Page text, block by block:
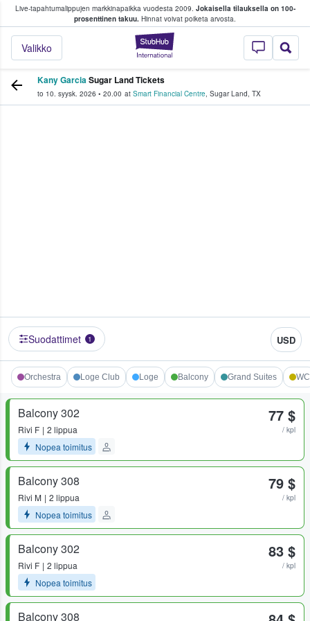
Live-tapahtumalippujen markkinapaikka vuodesta 2009. Jokaisella tilauksella on 100-
prosenttinen takuu. Hinnat voivat poiketa arvosta.
StubHub -
Valikko
fanit ostavat ja myyvät lippuja
Kany GarciaSugar Land Tickets
to 10. syysk. 2026 • 20.00 at Smart Financial Centre, Sugar Land, TX
Suodattimet 1 USD
Orchestra Loge Club Loge Balcony Grand Suites WC
Balcony 302
Rivi F
2 lippua
Nopea toimitus
77 $
/ kpl
Balcony 308
Rivi M
2 lippua
Nopea toimitus
79 $
/ kpl
Balcony 302
Rivi F
2 lippua
Nopea toimitus
83 $
/ kpl
Balcony 308